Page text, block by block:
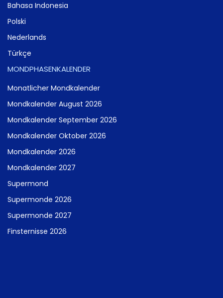
Bahasa Indonesia
Polski
Nederlands
Türkçe
MONDPHASENKALENDER
Monatlicher Mondkalender
Mondkalender August 2026
Mondkalender September 2026
Mondkalender Oktober 2026
Mondkalender 2026
Mondkalender 2027
Supermond
Supermonde 2026
Supermonde 2027
Finsternisse 2026